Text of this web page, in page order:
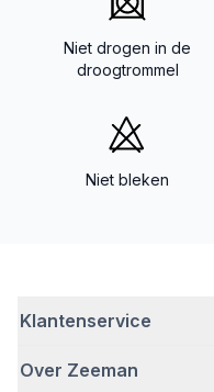
Niet drogen in de
droogtrommel
Niet bleken
Klantenservice
Veelgestelde vragen
Over Zeeman